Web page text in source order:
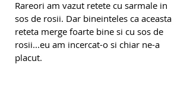
Rareori am vazut retete cu sarmale in
sos de rosii. Dar bineinteles ca aceasta
reteta merge foarte bine si cu sos de
rosii...eu am incercat-o si chiar ne-a
placut.